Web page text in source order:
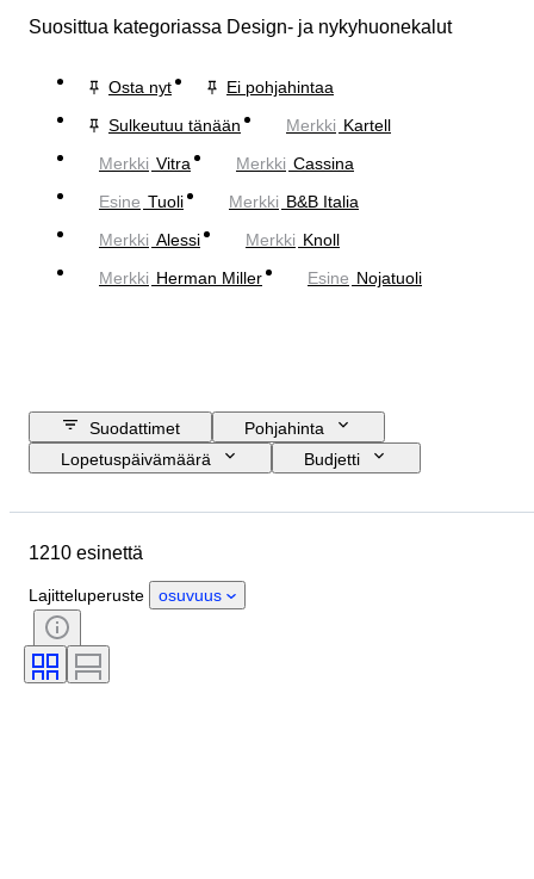
Suosittua kategoriassa Design- ja nykyhuonekalut
Osta nyt
Ei pohjahintaa
Sulkeutuu tänään
Merkki Kartell
Merkki Vitra Merkki Cassina
Esine Tuoli Merkki B&B Italia
Merkki Alessi Merkki Knoll
Merkki Herman Miller Esine Nojatuoli
Suodattimet
Pohjahinta
Lopetuspäivämäärä
Budjetti
Materiaali
Ajanjakso
Tyylisuuntaus
Painos
Rannekellon liike
1210 esinettä
Lajitteluperuste osuvuus